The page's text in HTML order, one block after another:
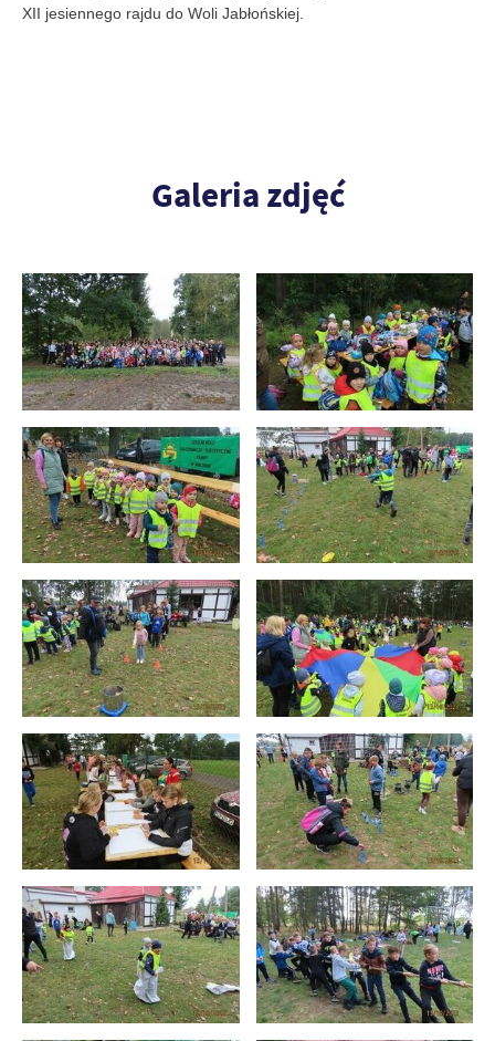
XII jesiennego rajdu do Woli Jabłońskiej.
Galeria zdjęć